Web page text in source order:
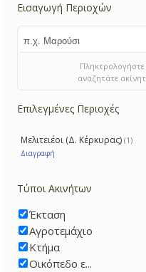
Εισαγωγή Περιοχών
Πληκτρολογήστε
αναζητάτε
Επιλεγμένες Περιοχές
Μελιτειέοι (Δ. Κέρκυρας) (1)
Διαγραφή
Τύποι Ακινήτων
Έκταση
Αγροτεμάχιο
Κτήμα
Οικόπεδο ε...